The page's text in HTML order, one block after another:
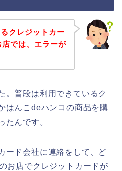
クレジットカー
では、エラーが
。普段は利用できているク
はんこdeハンコの商品を購
たんです。
ード会社に連絡をして、ど
お店でクレジットカードが